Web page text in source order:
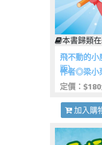
本書歸類在:
飛不動的
版）
作者◎梁
定價：
加入購